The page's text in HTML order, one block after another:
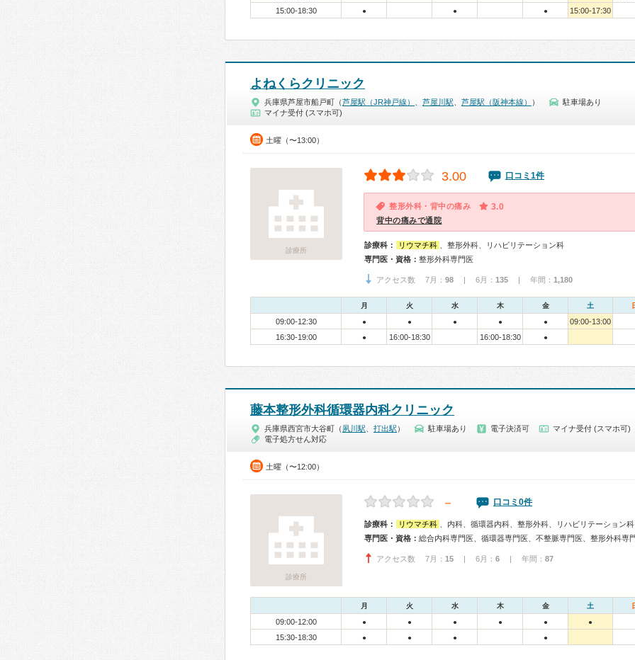
15:00-18:30
● ● ● 15:00-17:30
よねくらクリニック
兵庫県芦屋市船戸町（芦屋駅（JR神戸線） 芦屋川駅 芦屋駅（阪神本線） ）
駐車場あり
マイナ受付 (スマホ可)
土曜（〜13:00）
診療所
3.00 口コミ1件
整形外科・背中の痛み 3.0
背中の痛みで通院
診療科： リウマチ科
、整形外科、リハビリテーション科
専門医・資格： 整形外科専門医
アクセス数 7月： 98 | 6月： 135 | 年間： 1,180
月 火 水 木 金 土
09:00-12:30 ● ● ● ● ●
09:00-13:00
16:30-19:00
● 16:00-18:30 16:00-18:30 ●
藤本整形外科循環器内科クリニック
兵庫県西宮市大谷町（ 夙川駅 打出駅 ） 駐車場あり 電子決済可
マイナ受付 (スマホ可)
電子処方せん対応
土曜（〜12:00）
診療所
－ 口コミ0件
診療科： リウマチ科
、内科、循環器内科、整形外科、リハビリテーション
専門医・資格： 総合内科専門医、循環器専門医、不整脈専門医、整形外科専
アクセス数 7月： 15 | 6月： 6 | 年間： 87
月 火 水 木 金 土
09:00-12:00 ● ● ● ● ● ●
15:30-18:30 ● ● ● ●